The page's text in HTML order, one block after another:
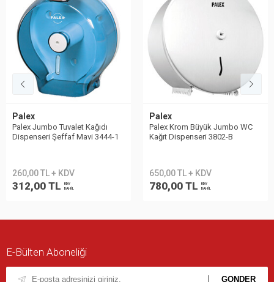
Palex
Palex Jumbo Tuvalet Kağıdı
Dispenseri Şeffaf Mavi 3444-1
260,00 TL + KDV
312,00 TL
KDV
DAHİL
Palex
Palex Krom Büyük Jumbo WC
Kağıt Dispenseri 3802-B
650,00 TL + KDV
780,00 TL
KDV
DAHİL
E-Bülten Aboneliği